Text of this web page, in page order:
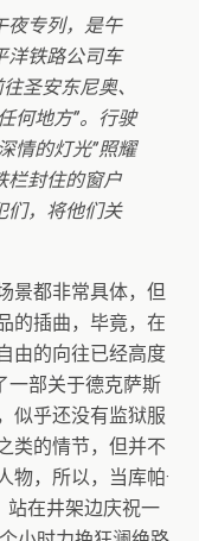
夜专列，是午
洋铁路公司车
圣安东尼奥、
何地方”。行驶
情的灯光”照耀
栏封住的窗户
们，将他们关
景都非常具体，但
的插曲，毕竟，在
由的向往已经高度
部关于德克萨斯
似乎还没有监狱服
类的情节，但并不
物，所以，当库帕·
站在井架边庆祝一